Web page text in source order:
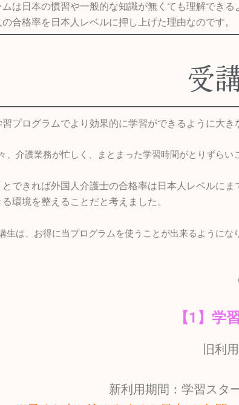
は日本の慣習や一般的な知識が無くても理解できる
合格率を日本人レベルに押し上げた理由なのです。
受
プログラムでより効果的に学習ができるように大き
、介護業務が忙しく、まとまった学習時間がとりずらい
できれば外国人介護士の合格率は日本人レベルに
環境を整えることだと考えました。
生は、お得に当プログラムを使うことが出来るようにな
【1】学
旧利
新利用期間：学習スタ